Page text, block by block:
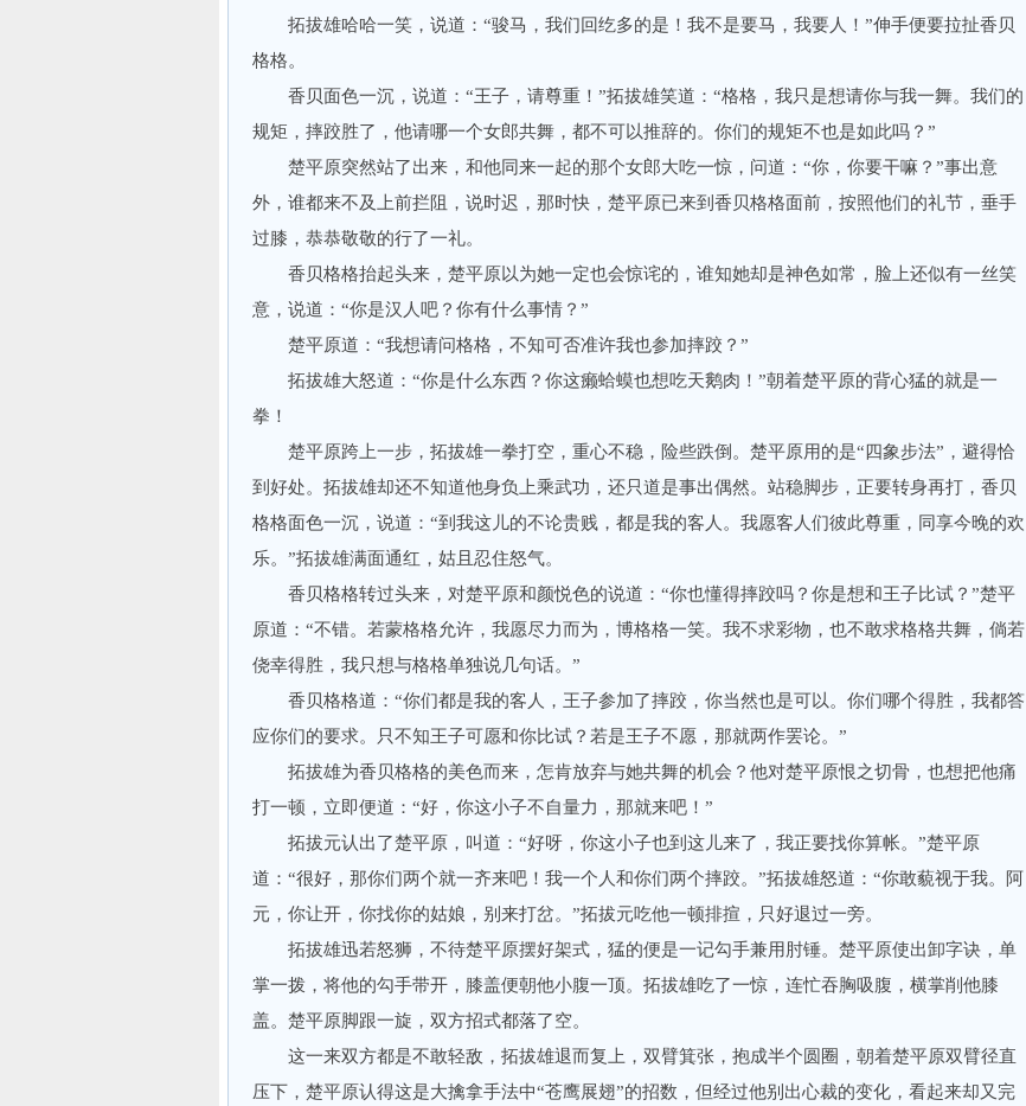
拓拔雄哈哈一笑，说道：“骏马，我们回纥多的是！我不是要马，我要人！”伸手便要拉扯香贝
格格。
香贝面色一沉，说道：“王子，请尊重！”拓拔雄笑道：“格格，我只是想请你与我一舞。我们的
规矩，摔跤胜了，他请哪一个女郎共舞，都不可以推辞的。你们的规矩不也是如此吗？”
楚平原突然站了出来，和他同来一起的那个女郎大吃一惊，问道：“你，你要干嘛？”事出意
外，谁都来不及上前拦阻，说时迟，那时快，楚平原已来到香贝格格面前，按照他们的礼节，垂手
过膝，恭恭敬敬的行了一礼。
香贝格格抬起头来，楚平原以为她一定也会惊诧的，谁知她却是神色如常，脸上还似有一丝笑
意，说道：“你是汉人吧？你有什么事情？”
楚平原道：“我想请问格格，不知可否准许我也参加摔跤？”
拓拔雄大怒道：“你是什么东西？你这癞蛤蟆也想吃天鹅肉！”朝着楚平原的背心猛的就是一
拳！
楚平原跨上一步，拓拔雄一拳打空，重心不稳，险些跌倒。楚平原用的是“四象步法”，避得恰
到好处。拓拔雄却还不知道他身负上乘武功，还只道是事出偶然。站稳脚步，正要转身再打，香贝
格格面色一沉，说道：“到我这儿的不论贵贱，都是我的客人。我愿客人们彼此尊重，同享今晚的欢
乐。”拓拔雄满面通红，姑且忍住怒气。
香贝格格转过头来，对楚平原和颜悦色的说道：“你也懂得摔跤吗？你是想和王子比试？”楚平
原道：“不错。若蒙格格允许，我愿尽力而为，博格格一笑。我不求彩物，也不敢求格格共舞，倘若
侥幸得胜，我只想与格格单独说几句话。”
香贝格格道：“你们都是我的客人，王子参加了摔跤，你当然也是可以。你们哪个得胜，我都答
应你们的要求。只不知王子可愿和你比试？若是王子不愿，那就两作罢论。”
拓拔雄为香贝格格的美色而来，怎肯放弃与她共舞的机会？他对楚平原恨之切骨，也想把他痛
打一顿，立即便道：“好，你这小子不自量力，那就来吧！”
拓拔元认出了楚平原，叫道：“好呀，你这小子也到这儿来了，我正要找你算帐。”楚平原
道：“很好，那你们两个就一齐来吧！我一个人和你们两个摔跤。”拓拔雄怒道：“你敢藐视于我。阿
元，你让开，你找你的姑娘，别来打岔。”拓拔元吃他一顿排揎，只好退过一旁。
拓拔雄迅若怒狮，不待楚平原摆好架式，猛的便是一记勾手兼用肘锤。楚平原使出卸字诀，单
掌一拨，将他的勾手带开，膝盖便朝他小腹一顶。拓拔雄吃了一惊，连忙吞胸吸腹，横掌削他膝
盖。楚平原脚跟一旋，双方招式都落了空。
这一来双方都是不敢轻敌，拓拔雄退而复上，双臂箕张，抱成半个圆圈，朝着楚平原双臂径直
压下，楚平原认得这是大擒拿手法中“苍鹰展翅”的招数，但经过他别出心裁的变化，看起来却又完